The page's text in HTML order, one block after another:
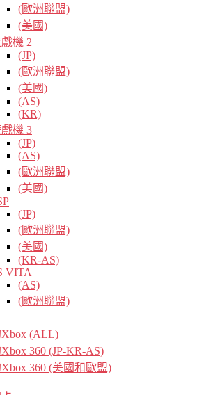
(歐洲聯盟)
(美國)
機 2
(JP)
(歐洲聯盟)
(美國)
(AS)
(KR)
機 3
(JP)
(AS)
(歐洲聯盟)
(美國)
(JP)
(歐洲聯盟)
(美國)
(KR-AS)
VITA
(AS)
(歐洲聯盟)
Xbox (ALL)
360 (JP-KR-AS)
360 (美國和歐盟)